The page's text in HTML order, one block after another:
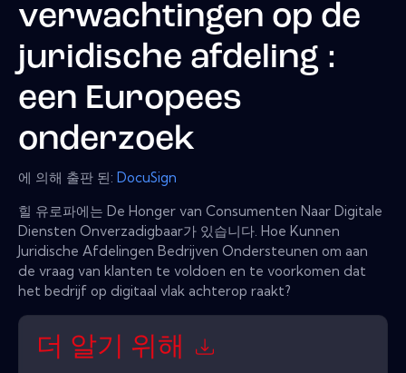
verwachtingen op de
juridische afdeling :
een Europees
onderzoek
에 의해 출판 된: DocuSign
힐 유로파에는 De Honger van Consumenten Naar Digitale
Diensten Onverzadigbaar가 있습니다. Hoe Kunnen
Juridische Afdelingen Bedrijven Ondersteunen om aan
de vraag van klanten te voldoen en te voorkomen dat
het bedrijf op digitaal vlak achterop raakt?
더 알기 위해